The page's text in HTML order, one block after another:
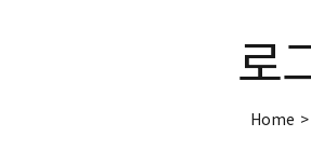
로
Home >